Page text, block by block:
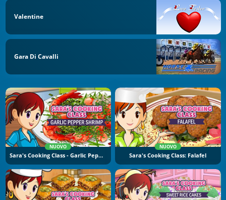
Valentine
Gara Di Cavalli
NUOVO
Sara's Cooking Class - Garlic Pepper Shrimp
NUOVO
Sara's Cooking Class: Falafel